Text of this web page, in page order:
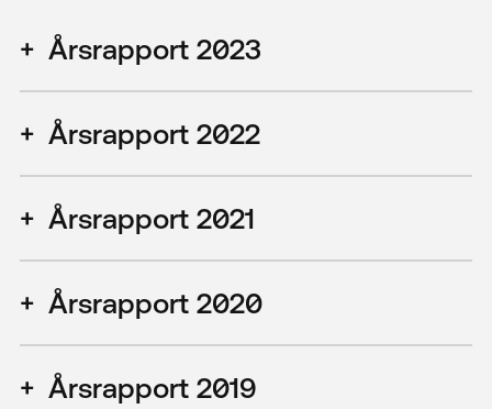
Årsrapport 2023
Årsrapport 2022
Årsrapport 2021
Årsrapport 2020
Årsrapport 2019